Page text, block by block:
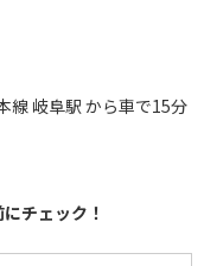
線 岐阜駅 から車で15分
チェック！